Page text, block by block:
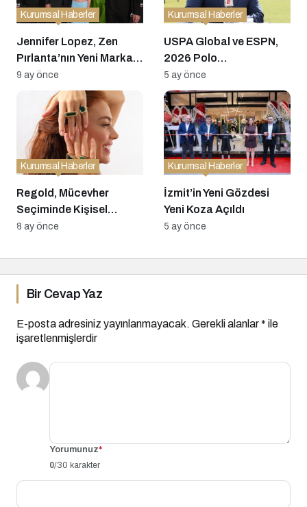
Jennifer Lopez, Zen
Pırlanta’nın Yeni Marka
Elçisi Oldu
Kurumsal Haberler
9 ay önce
USPA Global ve ESPN,
2026 Polo
Şampiyonaları İçin
Kapsamlı Yayın
Anlaşmasını Duyurdu
Kurumsal Haberler
5 ay önce
Regold, Mücevher
Seçiminde Kişisel
İfadeye Odaklanan “7
Yayımladı
Kurumsal Haberler
8 ay önce
İzmit’in Yeni Gözdesi
Yeni Koza Açıldı
Kurumsal Haberler
5 ay önce
Bir Cevap Yaz
E-posta adresiniz yayınlanmayacak. Gerekli alanlar* ile
işaretlenmişlerdir
Yorumunuz*
0/30 karakter